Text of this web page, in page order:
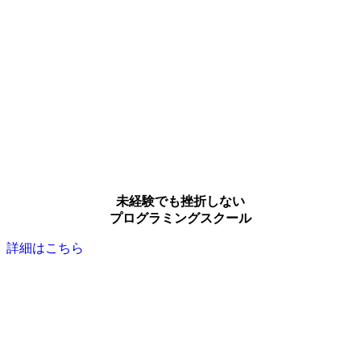
未経験でも挫折しない
プログラミングスクール
詳細はこちら